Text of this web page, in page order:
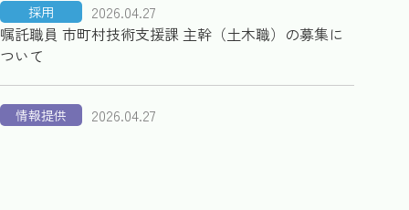
採用
2026.04.27
嘱託職員 市町村技術支援課 主幹（土木職）の募集に
ついて
情報提供
2026.04.27